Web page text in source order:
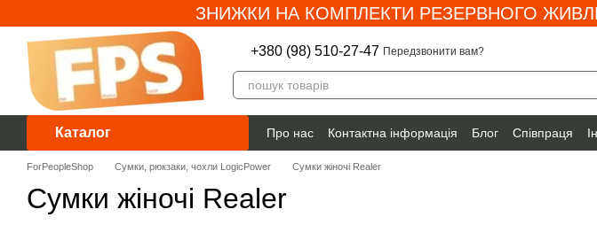
Перейти до основного контентуЗНИЖКИ НА КОМПЛЕКТИ РЕЗЕРВНОГО
+380 (98) 510-27-47 Передзвонити вам?
Каталог Про нас Контактна інформація Блог Співпраця
Гарантія
ForPeopleShop Сумки, рюкзаки, чохли LogicPower Сумки жіночі Realer
Сумки жіночі Realer